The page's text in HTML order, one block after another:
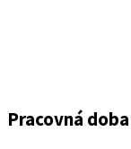
Pracovná